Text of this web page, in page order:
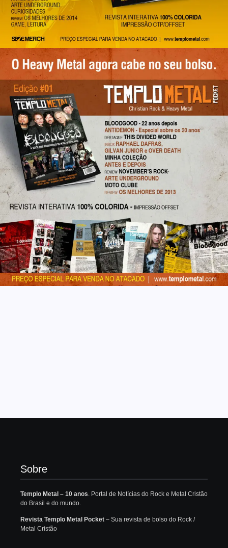
Sobre
Templo Metal – 10 anos . Portal de Notícias do Rock e Metal Cristão
do Brasil e do mundo.
Revista Templo Metal Pocket – Sua revista de bolso do Rock /
Metal Cristão